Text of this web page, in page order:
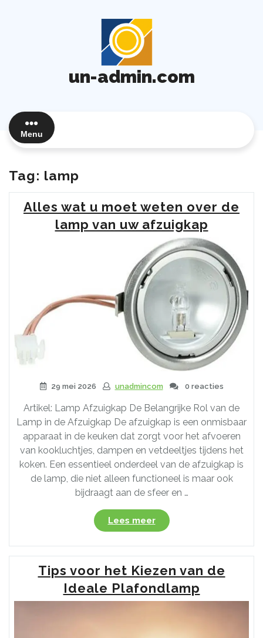
un-admin.com
Menu
Tag: lamp
Alles wat u moet weten over de
lamp van uw afzuigkap
29 mei 2026 unadmincom 0 reacties
Artikel: Lamp Afzuigkap De Belangrijke Rol van de
Lamp in de Afzuigkap De afzuigkap is een onmisbaar
apparaat in de keuken dat zorgt voor het afvoeren
van kookluchtjes, dampen en vetdeeltjes tijdens het
koken. Een essentieel onderdeel van de afzuigkap is
de lamp, die niet alleen functioneel is maar ook
bijdraagt aan de sfeer en …
Lees meer“Alles
wat
u
moet
weten
over
de
Tips voor het Kiezen van de
Ideale Plafondlamp